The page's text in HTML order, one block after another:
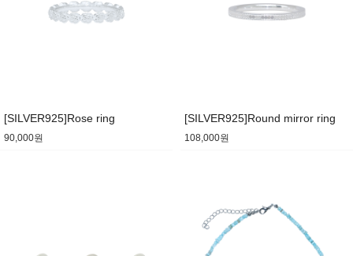
[SILVER925]Rose ring
90,000원
[SILVER925]Round mirror ring
108,000원